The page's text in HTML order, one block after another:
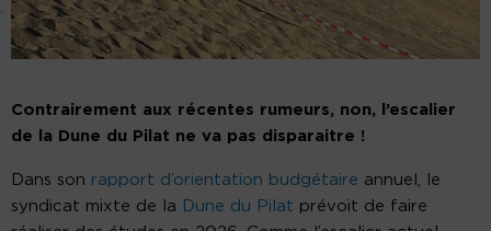
Contrairement aux récentes rumeurs, non, l’escalier
de la Dune du Pilat ne va pas disparaitre !
Dans son rapport d’orientation budgétaire annuel, le
syndicat mixte de la Dune du Pilat prévoit de faire